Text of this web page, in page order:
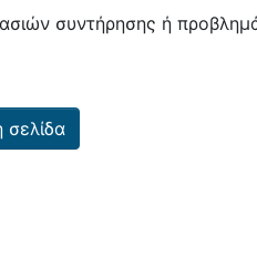
συντήρησης ή